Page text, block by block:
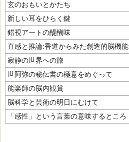
玄のおもいとかたち
新しい耳をひらく鍵
錯視アートの醍醐味
直感と推論:香道からみた創造的脳機能
寂静の世界への旅
世阿弥の秘伝書の極意をめぐって
能楽師の脳内観賞
脳科学と芸術の明日にむけて
「感性」という言葉の意味するところ